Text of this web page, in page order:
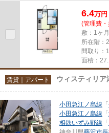
6.4万円
(管理費
敷：1ヶ
所在階：
間取り：
面積：
賃貸｜アパート ウィスティリア
小田急江ノ島線 「
小田急江ノ島線 「
相鉄いずみ野線 「